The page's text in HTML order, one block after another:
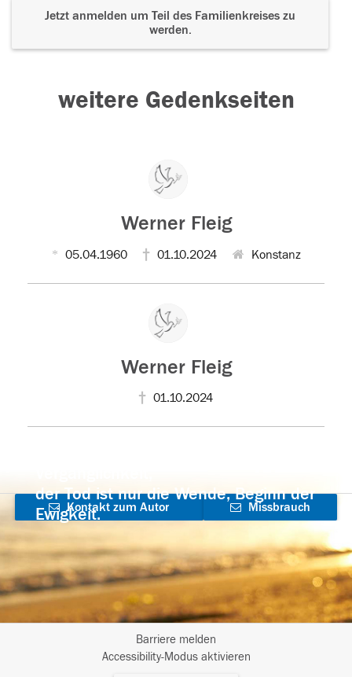
Jetzt anmelden um Teil des Familienkreises zu
werden.
weitere Gedenkseiten
Werner Fleig
05.04.1960 01.10.2024 Konstanz
Werner Fleig
01.10.2024
der Tod ist nur die Wende, Beginn der
Ewigkeit.
Kontakt zum Autor
aufnehmen
Missbrauch
Barriere melden
Accessibility-Modus aktivieren